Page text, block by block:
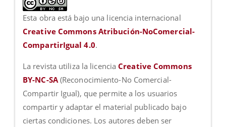
Esta obra está bajo una licencia internacional
Creative Commons Atribución-NoComercial-
CompartirIgual 4.0.
La revista utiliza la licenciaCreative Commons
BY-NC-SA(Reconocimiento-No Comercial-
Compartir Igual), que permite a los usuarios
compartir y adaptar el material publicado bajo
ciertas condiciones. Los autores deben ser